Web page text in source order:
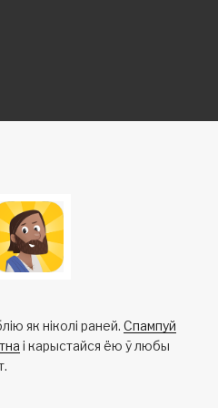
як ніколі раней. Спампуй
і карыстайся ёю ў любы